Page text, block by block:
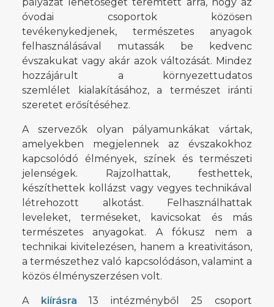
óvodai csoportok közösen
tevékenykedjenek, természetes anyagok
felhasználásával mutassák be kedvenc
évszakukat vagy akár azok változását. Mindez
hozzájárult a környezettudatos
szemlélet kialakításához, a természet iránti
szeretet erősítéséhez.
A szervezők olyan pályamunkákat vártak,
amelyekben megjelennek az évszakokhoz
kapcsolódó élmények, színek és természeti
jelenségek. Rajzolhattak, festhettek,
készíthettek kollázst vagy vegyes technikával
létrehozott alkotást. Felhasználhattak
leveleket, terméseket, kavicsokat és más
természetes anyagokat. A fókusz nem a
technikai kivitelezésen, hanem a kreativitáson,
a természethez való kapcsolódáson, valamint a
közös élményszerzésen volt.
A kiírásra 13 intézményből 25 csoport